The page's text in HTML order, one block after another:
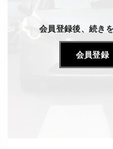
会員登録後、続き
会員登録